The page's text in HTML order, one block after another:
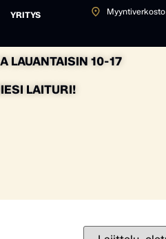
YRITYS
Myyntiverkosto
LAUANTAISIN 10-17
LAITURI!